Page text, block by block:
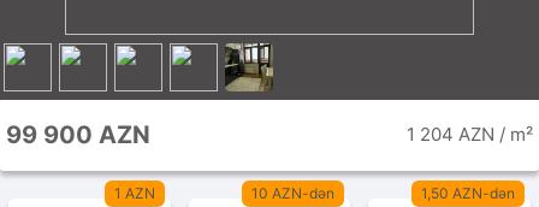
99 900 AZN 1 204 AZN / m²
1 AZN
10 AZN-dən
1,50 AZN-dən